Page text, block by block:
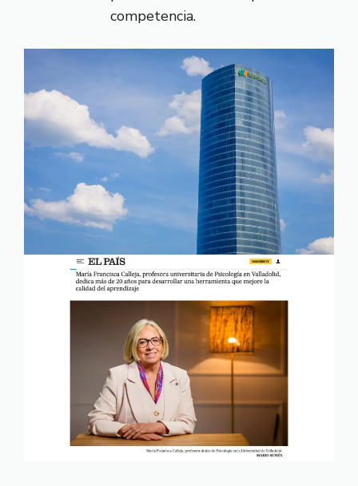
competencia.